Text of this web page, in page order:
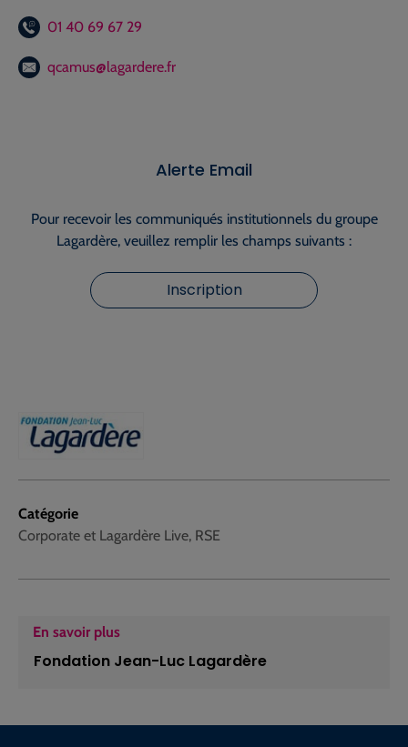
Catégorie
Corporate et Lagardère Live, RSE
En savoir plus
Fondation Jean-Luc Lagardère
01 40 69 67 29
qcamus@lagardere.fr
Alerte Email
Pour recevoir les communiqués institutionnels du groupe
Lagardère, veuillez remplir les champs suivants :
Inscription